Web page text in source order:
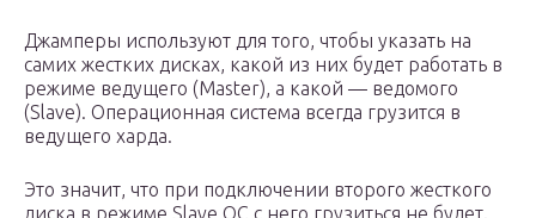
Джамперы используют для того, чтобы указать на
самих жестких дисках, какой из них будет работать в
режиме ведущего (Master), а какой — ведомого
(Slave). Операционная система всегда грузится в
ведущего харда.
Это значит, что при подключении второго жесткого
диска в режиме Slave ОС с него грузиться не будет.